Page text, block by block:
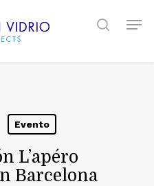
search
Evento
L’apéro
Barcelona